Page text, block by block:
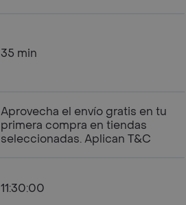
35 min
Aprovecha el envío gratis en tu
primera compra en tiendas
seleccionadas. Aplican T&C
11:30:00